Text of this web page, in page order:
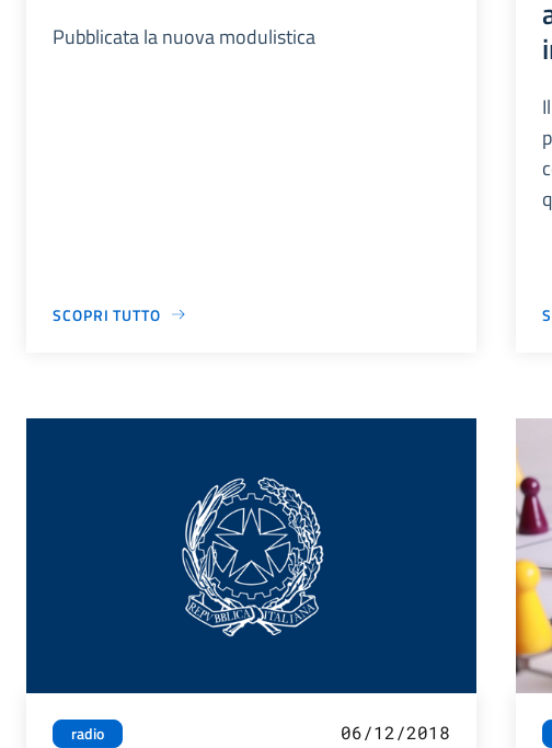
Pubblicata la nuova modulistica
SCOPRI TUTTO
radio 06/12/2018